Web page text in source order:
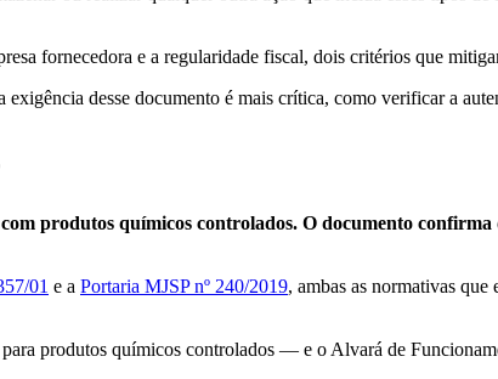
fornecedora e a regularidade fiscal, dois critérios que
desse documento é mais crítica, como verificar a
produtos químicos controlados. O documento confirma
01 e a Portaria MJSP nº 240/2019, ambas as normativas que
produtos químicos controlados — e o Alvará de